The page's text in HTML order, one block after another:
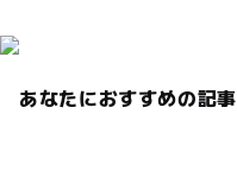
あなたにおすすめの記事